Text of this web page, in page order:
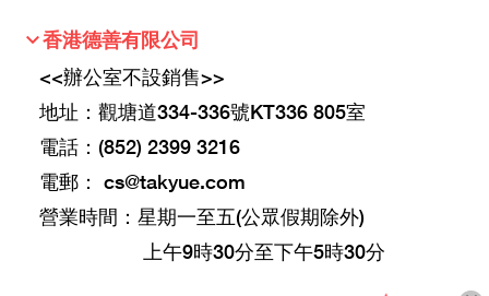
keyboard_arrow_down香港德善有限公司
<<辦公室不設銷售>>
地址：觀塘道334-336號KT336 805室
電話：(852) 2399 3216
電郵： cs@takyue.com
營業時間：星期一至五(公眾假期除外)
上午9時30分至下午5時30分